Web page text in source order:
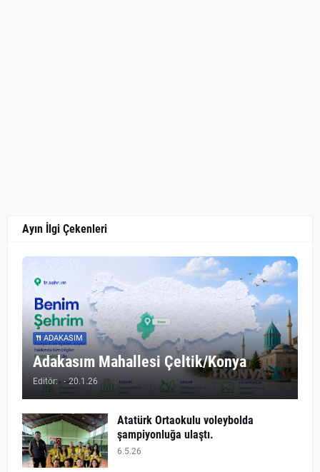
Ayın İlgi Çekenleri
ADAKASIM
Adakasım Mahallesi Çeltik/Konya
Editör: - 20.1.26
Atatürk Ortaokulu voleybolda
şampiyonluğa ulaştı.
6.5.26